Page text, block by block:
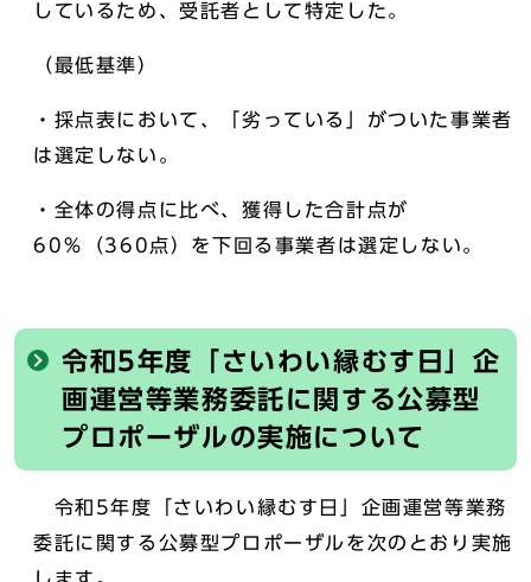
しているため、受託者として特定した。
（最低基準）
・採点表において、「劣っている」がついた事業者
は選定しない。
・全体の得点に比べ、獲得した合計点が
60％（360点）を下回る事業者は選定しない。
令和5年度「さいわい縁むす日」企
画運営等業務委託に関する公募型
プロポーザルの実施について
令和5年度「さいわい縁むす日」企画運営等業務
委託に関する公募型プロポーザルを次のとおり実施